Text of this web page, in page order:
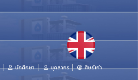
นักศึกษา บุคลากร ศิษย์เก่า